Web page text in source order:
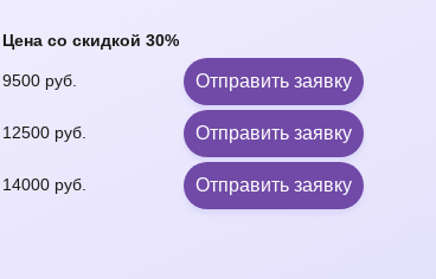
Цена со скидкой 30%
9500 руб. Отправить заявку
12500 руб. Отправить заявку
14000 руб. Отправить заявку